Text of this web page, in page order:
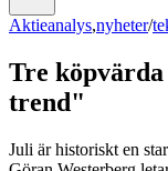
Aktieanalys,nyheter/
Tre
trend"
Juli är historiskt en